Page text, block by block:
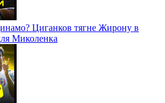
Циганков тягне Жирону в
Миколенка